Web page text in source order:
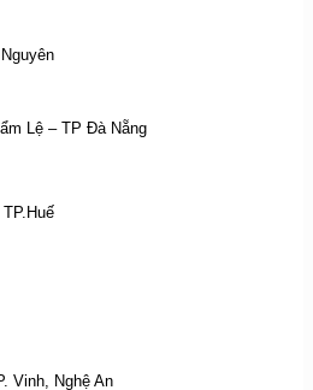
Lệ – TP Đà Nẵng
Vinh, Nghệ An